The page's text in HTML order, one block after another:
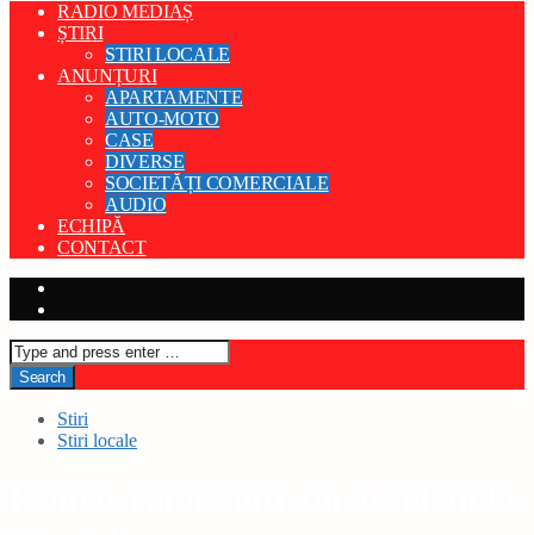
RADIO MEDIAȘ
ȘTIRI
STIRI LOCALE
ANUNȚURI
APARTAMENTE
AUTO-MOTO
CASE
DIVERSE
SOCIETĂȚI COMERCIALE
AUDIO
ECHIPĂ
CONTACT
Stiri
Stiri locale